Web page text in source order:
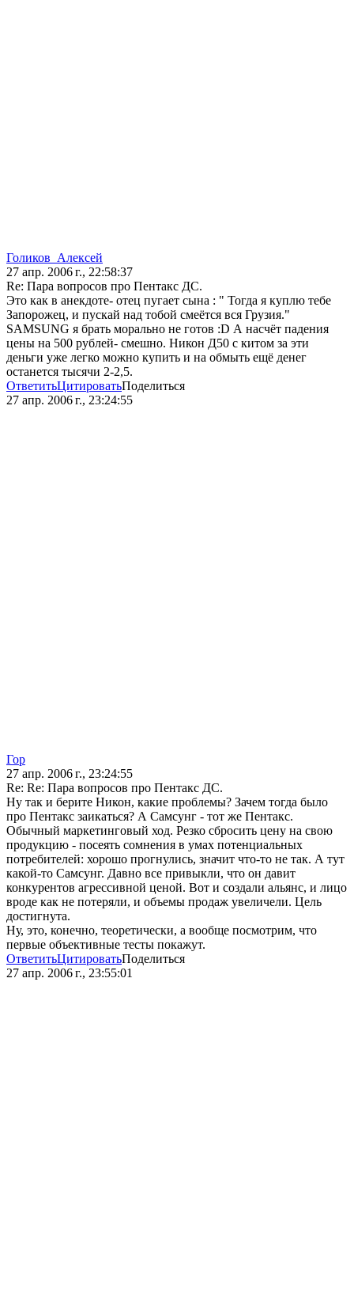
Голиков_Алексей
27 апр. 2006 г., 22:58:37
Re: Пара вопросов про Пентакс ДС.
Это как в анекдоте- отец пугает сына : " Тогда я куплю тебе
Запорожец, и пускай над тобой смеётся вся Грузия."
SAMSUNG я брать морально не готов :D А насчёт падения
цены на 500 рублей- смешно. Никон Д50 с китом за эти
деньги уже легко можно купить и на обмыть ещё денег
останется тысячи 2-2,5.
ОтветитьЦитироватьПоделиться
27 апр. 2006 г., 23:24:55
Гор
27 апр. 2006 г., 23:24:55
Re: Re: Пара вопросов про Пентакс ДС.
Ну так и берите Никон, какие проблемы? Зачем тогда было
про Пентакс заикаться? А Самсунг - тот же Пентакс.
Обычный маркетинговый ход. Резко сбросить цену на свою
продукцию - посеять сомнения в умах потенциальных
потребителей: хорошо прогнулись, значит что-то не так. А тут
какой-то Самсунг. Давно все привыкли, что он давит
конкурентов агрессивной ценой. Вот и создали альянс, и лицо
вроде как не потеряли, и объемы продаж увеличели. Цель
достигнута.
Ну, это, конечно, теоретически, а вообще посмотрим, что
первые объективные тесты покажут.
ОтветитьЦитироватьПоделиться
27 апр. 2006 г., 23:55:01